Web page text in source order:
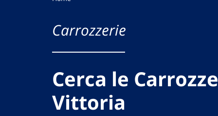
Carrozzerie
Cerca le
Vittoria